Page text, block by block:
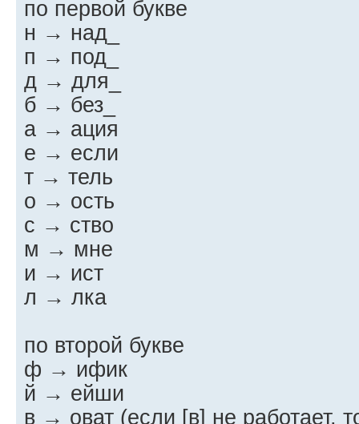
по первой букве
н → над_
п → под_
д → для_
б → без_
а → ация
е → если
т → тель
о → ость
с → ство
м → мне
и → ист
л → лка
по второй букве
ф → ифик
й → ейши
в → оват (если [в] не работает,